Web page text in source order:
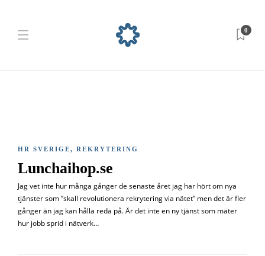
0
HR SVERIGE, REKRYTERING
Lunchaihop.se
Jag vet inte hur många gånger de senaste året jag har hört om nya
tjänster som ”skall revolutionera rekrytering via nätet” men det är fler
gånger än jag kan hålla reda på. Är det inte en ny tjänst som mäter
hur jobb sprid i nätverk…